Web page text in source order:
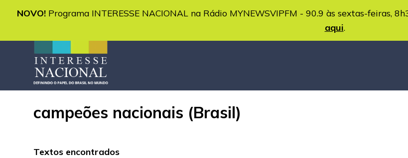
NOVO! Programa INTERESSE NACIONAL na Rádio MYNEWSVIPFM - 90.9 às sextas-feiras,
aqui.
campeões nacionais (Brasil)
Textos encontrados